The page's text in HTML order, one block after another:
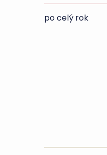
po celý rok